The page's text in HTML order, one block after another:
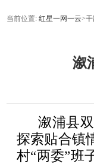
当前位置: 红星一网一云>
溆
溆浦县
探索贴合镇
村“两委”班